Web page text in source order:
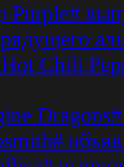
Purple#
Chili